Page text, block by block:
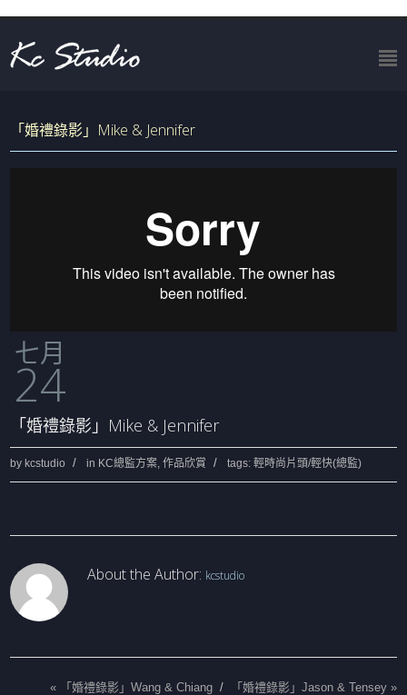
「婚禮錄影」Mike & Jennifer
七月
24
「婚禮錄影」Mike & Jennifer
by kcstudio in KC總監方案,作品欣賞 tags:輕時尚片頭/輕快(總監)
About the Author: kcstudio
« 「婚禮錄影」Wang & Chiang / 「婚禮錄影」Jason & Tensey»